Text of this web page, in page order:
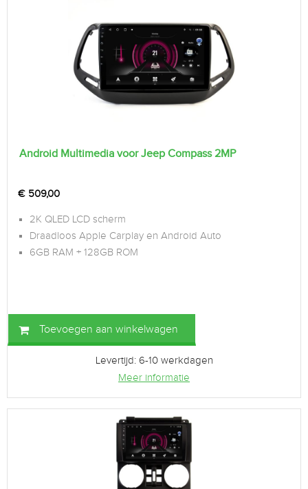
Android Multimedia voor Jeep Compass 2MP
€ 509,00
2K QLED LCD scherm
Draadloos Apple Carplay en Android Auto
6GB RAM + 128GB ROM
Toevoegen aan winkelwagen
Levertijd: 6-10 werkdagen
Meer informatie